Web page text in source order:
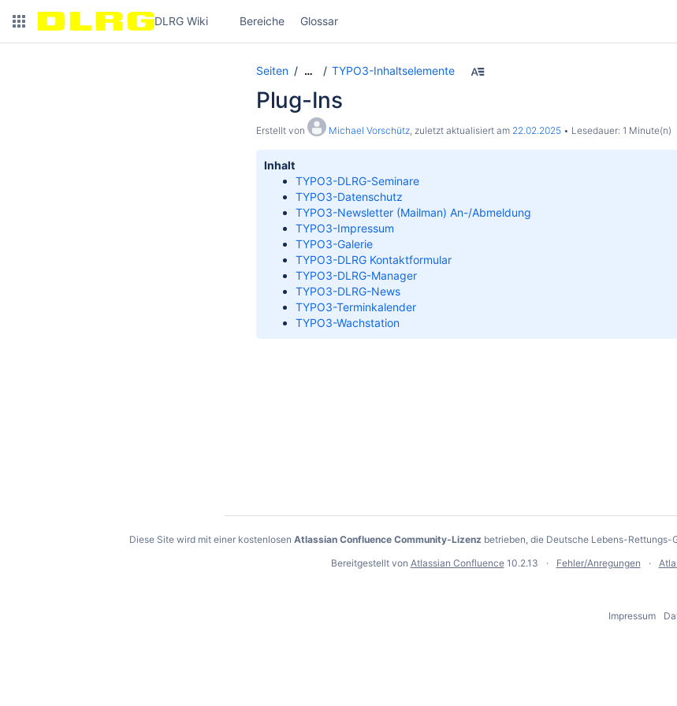
DLRG Wiki Bereiche Glossar
Seiten … TYPO3-Inhaltselemente
Plug-Ins
Erstellt von Michael Vorschütz, zuletzt aktualisiert am 22.02.2025 Lesedauer: 1 Minute(n)
Inhalt
TYPO3-DLRG-Seminare
TYPO3-Datenschutz
TYPO3-Newsletter (Mailman) An-/Abmeldung
TYPO3-Impressum
TYPO3-Galerie
TYPO3-DLRG Kontaktformular
TYPO3-DLRG-Manager
TYPO3-DLRG-News
TYPO3-Terminkalender
TYPO3-Wachstation
Diese Site wird mit einer kostenlosen Atlassian Confluence Community-Lizenz betrieben, die Deutsche Lebens-Rettungs-
Bereitgestellt von Atlassian Confluence 10.2.13 Fehler/Anregungen
Impressum